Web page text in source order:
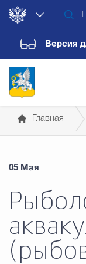
Версия
Главная
Прокуратура
05 Мая